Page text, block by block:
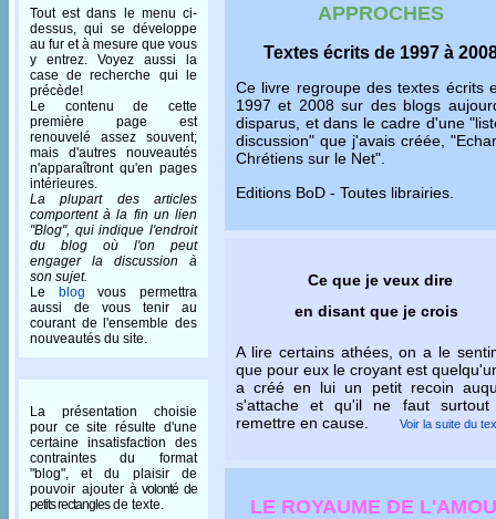
Tout est dans le menu ci-
dessus, qui se développe
au fur et à mesure que vous
y entrez. Voyez aussi la
case de recherche qui le
précède!
Le contenu de cette
première page est
renouvelé assez souvent;
mais d'autres nouveautés
n'apparaîtront qu'en pages
intérieures.
La plupart des articles
comportent à la fin un lien
"Blog", qui indique l'endroit
du blog où l'on peut
engager la discussion à
son sujet.
Le blog vous permettra
aussi de vous tenir au
courant de l'ensemble des
nouveautés du site.
La présentation choisie
pour ce site résulte d'une
certaine insatisfaction des
contraintes du format
"blog", et du plaisir de
pouvoir ajouterà volonté de
petits rectanglesde texte.
APPROCHES
Textes écrits de 1997 à
Ce livre regroupe des textes écrits
1997 et 2008 sur des blogs
disparus, et dans le cadre d'une
discussion" que j'avais créée,
Chrétiens sur le Net".
Editions BoD - Toutes librairies.
Ce que je veux dire
en disant que je crois
A lire certains athées, on a le
que pour eux le croyant est
a créé en lui un petit recoin
s'attache et qu'il ne faut surtout
remettre en cause.
Voir la suite du
LE ROYAUME DE